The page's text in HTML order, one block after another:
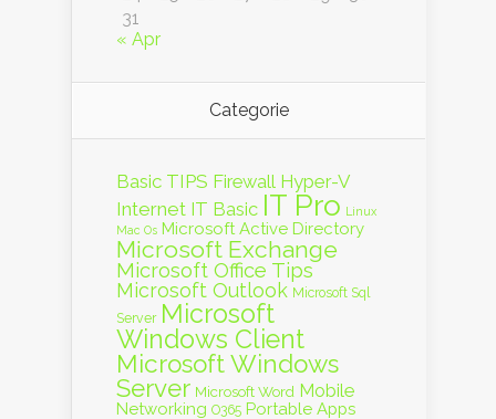
31
« Apr
Categorie
Basic TIPS Firewall Hyper-V
Internet IT Basic IT Pro Linux
Mac Os Microsoft Active Directory
Microsoft Exchange
Microsoft Office Tips
Microsoft Outlook Microsoft Sql
Server Microsoft
Windows Client
Microsoft Windows
Server Microsoft Word Mobile
Networking O365 Portable Apps